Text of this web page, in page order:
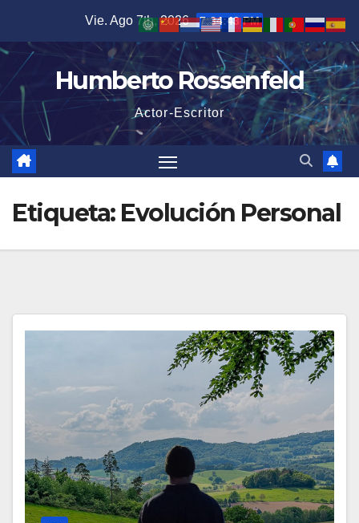
contenido
Vie. Ago 7th, 2026 7:34:44 PM
Humberto Rossenfeld
Actor-Escritor
Etiqueta: Evolución Personal